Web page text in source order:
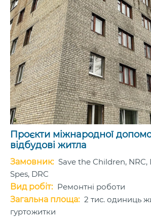
Проєкти міжнародної
відбудові житла
Замовник: Save the Children, NRC,
Spes, DRC
Вид робіт: Ремонтні роботи
Загальна площа: 2 тис. одиниць
гуртожитки